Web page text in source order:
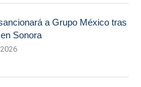
a Grupo México tras
Sonora